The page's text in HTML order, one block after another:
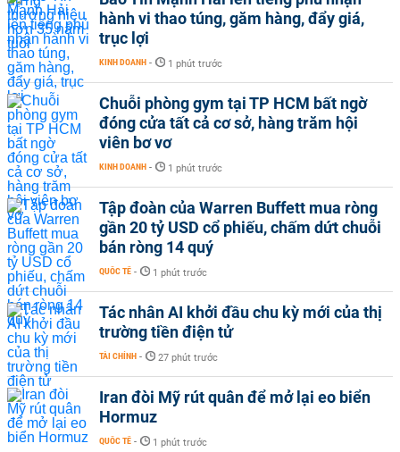
hành vi thao túng, găm hàng, đẩy giá,
trục lợi
KINH DOANH - 1 phút trước
Chuỗi phòng gym tại TP HCM bất ngờ
đóng cửa tất cả cơ sở, hàng trăm hội
viên bơ vơ
KINH DOANH - 1 phút trước
Tập đoàn của Warren Buffett mua ròng
gần 20 tỷ USD cổ phiếu, chấm dứt chuỗi
bán ròng 14 quý
QUỐC TẾ - 1 phút trước
Tác nhân AI khởi đầu chu kỳ mới của thị
trường tiền điện tử
TÀI CHÍNH - 27 phút trước
Iran đòi Mỹ rút quân để mở lại eo biển
Hormuz
QUỐC TẾ - 1 phút trước